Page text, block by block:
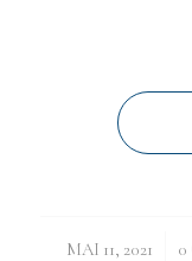
MAI 11, 2021
/ 0